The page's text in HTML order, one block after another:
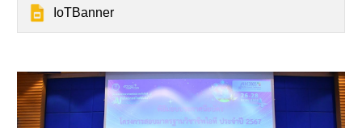
IoTBanner